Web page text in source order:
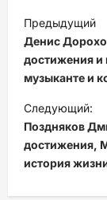
Н
а
в
и
г
а
ц
Предыдущий
Денис
достижения
музыканте и
Следующий:
Поздняков
достижения,
история